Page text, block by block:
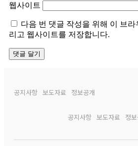
웹사이트
다음 번 댓글 작성을 위해 이 브
리고 웹사이트를 저장합니다.
공지사항 보도자료 정보공개
공지사항 보도자료 정